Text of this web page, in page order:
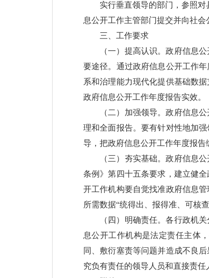
实行垂直领导的部门，参照
息公开工作主管部门提交并向社会
三、工作要求
（一）提高认识。政府信息
要途径。通过政府信息公开工作
系和治理能力现代化提供基础数
政府信息公开工作年度报告实效。
（二）加强领导。政府信息
理和全面报告。要有针对性地加
导，把政府信息公开工作年度报
（三）夯实基础。政府信息
条例》第四十五条要求，建立健
开工作机构要自觉找准政府信息
所需数据“统得出、报得准、可核
（四）明确责任。各行政机
息公开工作机构是法定责任主体
同、敷衍塞责等问题并造成不良
究负有责任的领导人员和直接责任